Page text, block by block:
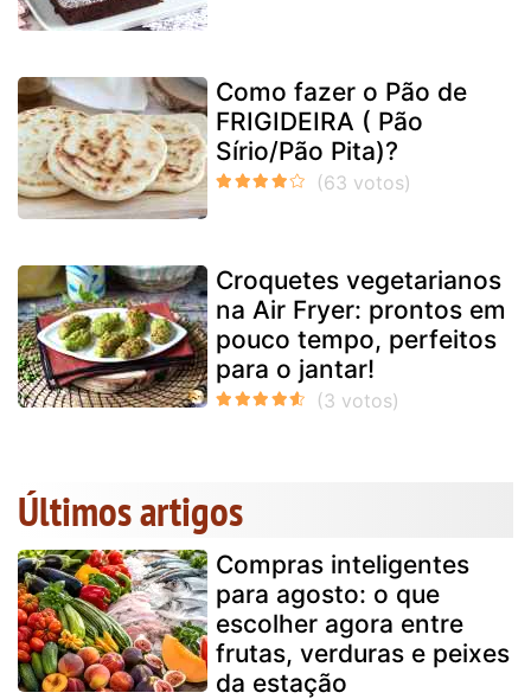
Como fazer o Pão de
FRIGIDEIRA ( Pão
Sírio/Pão Pita)?
Croquetes vegetarianos
na Air Fryer: prontos em
pouco tempo, perfeitos
para o jantar!
Últimos artigos
Compras inteligentes
para agosto: o que
escolher agora entre
frutas, verduras e peixes
da estação